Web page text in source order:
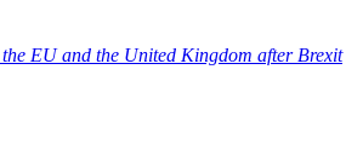
EU and the United Kingdom after Brexit